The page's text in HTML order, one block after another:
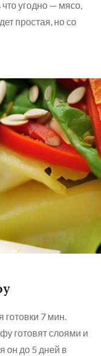
угодно — мясо,
простая, но со
7 мин.
готовят слоями и
он до 5 дней в